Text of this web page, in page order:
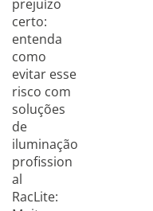
prejuízo
certo:
entenda
como
evitar esse
risco com
soluções
de
iluminação
profission
al
RacLite: